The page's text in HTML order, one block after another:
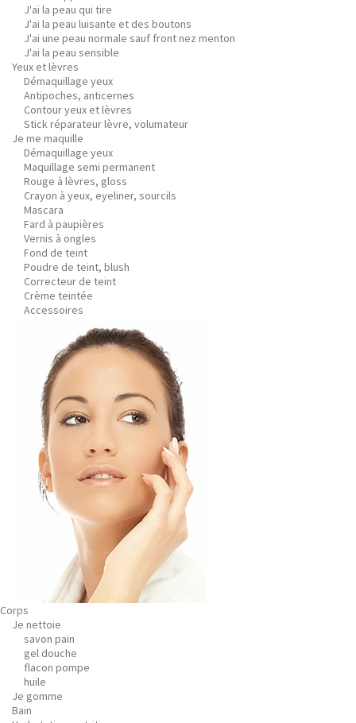
J'ai la peau qui tire
J'ai la peau luisante et des boutons
J'ai une peau normale sauf front nez menton
J'ai la peau sensible
Yeux et lèvres
Démaquillage yeux
Antipoches, anticernes
Contour yeux et lèvres
Stick réparateur lèvre, volumateur
Je me maquille
Démaquillage yeux
Maquillage semi permanent
Rouge à lèvres, gloss
Crayon à yeux, eyeliner, sourcils
Mascara
Fard à paupières
Vernis à ongles
Fond de teint
Poudre de teint, blush
Correcteur de teint
Crème teintée
Accessoires
Corps
Je nettoie
savon pain
gel douche
flacon pompe
huile
Je gomme
Bain